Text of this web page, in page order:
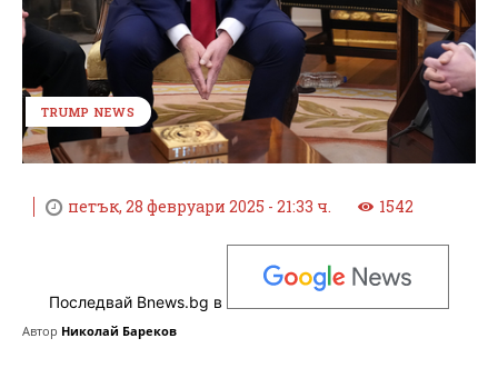
TRUMP NEWS
петък, 28 февруари 2025 - 21:33 ч. 1542
Последвай Bnews.bg в
Автор Николай Бареков